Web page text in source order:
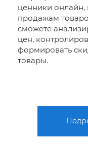
ценники онлайн,
продажам
сможете
цен,
формировать
товары.